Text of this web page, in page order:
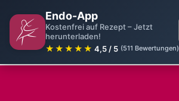
Endo-App
Kostenfrei auf Rezept – Jetzt
herunterladen!
★★★★★ 4,5 / 5 (511 Bewertungen)